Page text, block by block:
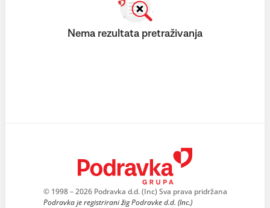
Nema rezultata pretraživanja
© 1998 – 2026 Podravka d.d. (Inc) Sva prava pridržana
Podravka je registrirani žig Podravke d.d. (Inc.)